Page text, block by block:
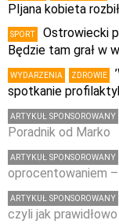
PIjana kobieta
SPORT
Ostrowiecki
Będzie tam grał w
WYDARZENIA ZDROWIE
spotkanie
ARTYKUŁ SPONSOROWANY
Poradnik od Marko
ARTYKUŁ SPONSOROWANY
oprocentowaniem
ARTYKUŁ SPONSOROWANY
czyli jak